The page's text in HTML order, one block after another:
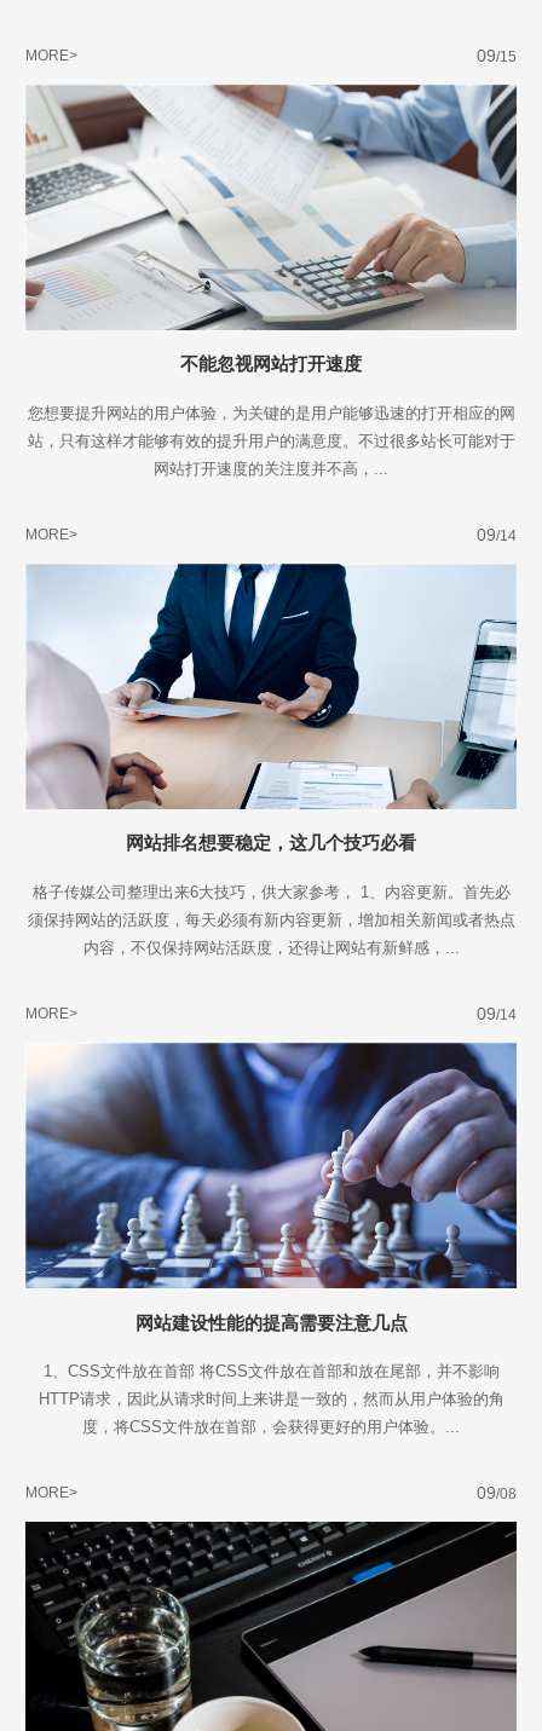
MORE> 09/15
不能忽视网站打开速度
您想要提升网站的用户体验，为关键的是用户能够迅速的打开相应的网
站，只有这样才能够有效的提升用户的满意度。不过很多站长可能对于
网站打开速度的关注度并不高，...
MORE> 09/14
网站排名想要稳定，这几个技巧必看
格子传媒公司整理出来6大技巧，供大家参考， 1、内容更新。首先必
须保持网站的活跃度，每天必须有新内容更新，增加相关新闻或者热点
内容，不仅保持网站活跃度，还得让网站有新鲜感，...
MORE> 09/14
网站建设性能的提高需要注意几点
1、CSS文件放在首部 将CSS文件放在首部和放在尾部，并不影响
HTTP请求，因此从请求时间上来讲是一致的，然而从用户体验的角
度，将CSS文件放在首部，会获得更好的用户体验。...
MORE> 09/08
不怕就请留下您的需求及联系方式，我们会第一时间送上问候的。